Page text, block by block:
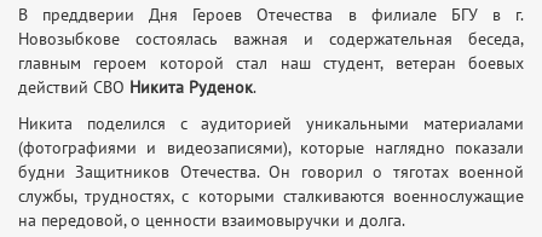
В преддверии Дня Героев Отечества в филиале БГУ в г.
Новозыбкове состоялась важная и содержательная беседа,
главным героем которой стал наш студент, ветеран боевых
действий СВО Никита Руденок.
Никита поделился с аудиторией уникальными материалами
(фотографиями и видеозаписями), которые наглядно показали
будни Защитников Отечества. Он говорил о тяготах военной
службы, трудностях, с которыми сталкиваются военнослужащие
на передовой, о ценности взаимовыручки и долга.